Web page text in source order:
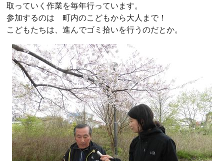
取っていく作業を毎年行っています。
参加するのは 町内のこどもから大人まで！
こどもたちは、進んでゴミ拾いを行うのだとか。